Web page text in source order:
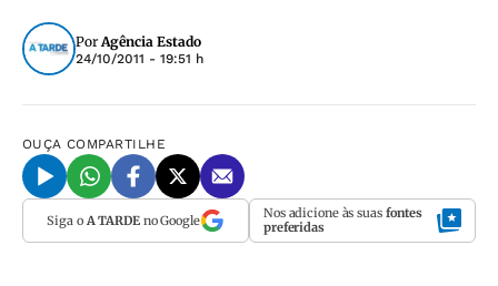
PorAgência Estado
24/10/2011 - 19:51 h
OUÇA COMPARTILHE
Siga o A TARDEno Google Nos adicione às suas fontes
preferidas